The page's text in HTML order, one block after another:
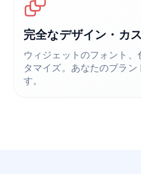
完全なデザイン・カ
ウィジェットのフォント、
タマイズ。あなたのブラン
す。